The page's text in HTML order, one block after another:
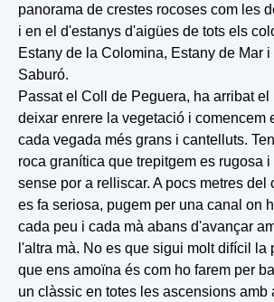
panorama de crestes rocoses com les
i en el d'estanys d'aigües de tots els
Estany de la Colomina, Estany de Mar
Saburó.
Passat el Coll de Peguera, ha arribat el
deixar enrere la vegetació i comencem
cada vegada més grans i cantelluts.
roca granítica que trepitgem es rugosa
sense por a relliscar. A pocs metres del
es fa seriosa, pugem per una canal on
cada peu i cada mà abans d'avançar
l'altra mà. No es que sigui molt difícil la
que ens amoïna és com ho farem per
un clàssic en totes les ascensions amb